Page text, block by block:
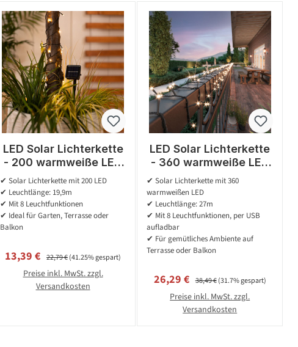
LED Solar Lichterkette
- 200 warmweiße LED
- 8 Funktionen - L:
19,9m - schwarzes
Kabel - für Außen
✔ Solar Lichterkette mit 200 LED
✔ Leuchtlänge: 19,9m
✔ Mit 8 Leuchtfunktionen
✔ Ideal für Garten, Terrasse oder
Balkon
Verkaufspreis:
13,39 € Regulärer Preis:
22,79 €(41.25% gespart)
Preise inkl. MwSt. zzgl.
Versandkosten
LED Solar Lichterkette
- 360 warmweiße LED
- 8 Funktionen - L: 27m
- per USB aufladbar
✔ Solar Lichterkette mit 360
warmweißen LED
✔ Leuchtlänge: 27m
✔ Mit 8 Leuchtfunktionen, per USB
aufladbar
✔ Für gemütliches Ambiente auf
Terrasse oder Balkon
Verkaufspreis:
26,29 € Regulärer Preis:
38,49 €(31.7% gespart)
Preise inkl. MwSt. zzgl.
Versandkosten